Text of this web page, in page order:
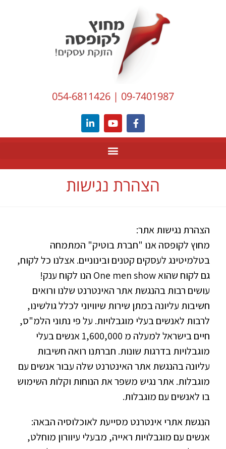
09-7401987
|
הצהרת נגישות
הצהרת נגישות אתר:
מחוץ לקופסה אנו "חברת בוטיק" המתמחה
בטלמיטינג לעסקים קטנים ובינוניים. אצלנו כל לקוח,
גם לקוח שהוא One men show הנו לקוח ענק!
עושים רבות בהנגשת אתר האינטרנט שלנו ורואים
חשיבות עליונה במתן שירות שיוויוני לכלל גולשינו,
לרבות לאנשים בעלי מוגבלויות. על פי נתוני הלמ"ס,
חיים בישראל למעלה מ 1,600,000 אנשים בעלי
מוגבלויות בדרגות שונות. חברתנו רואה חשיבות
עליונה בהנגשת אתר האינטרנט שלה עבור אנשים עם
מוגבלות. אתר נגיש משפר את הנוחות וקלות השימוש
בו לאנשים עם מוגבלות.
הנגשת אתרי אינטרנט מסייעת לאוכלוסיה הבאה:
אנשים עם מוגבלויות ראייה, מבעלי עיוורון מוחלט,